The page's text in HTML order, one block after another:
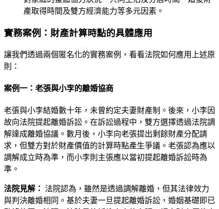
產取得時間及雙方經濟能力等多元因素。
實務案例：財產計算時點的具體應用
讓我們透過兩個匿名化的實務案例，看看法院如何應用上述原
則：
案例一：老張與小李的離婚協商
老張與小李結婚數十年，未曾約定夫妻財產制。後來，小李因
故向法院提起離婚訴訟。在訴訟過程中，雙方選擇透過法院調
解達成離婚協議。數月後，小李向老張提出剩餘財產分配請
求，但雙方對於財產價值的計算時點產生爭議。老張認為應以
調解成立時為準，而小李則主張應以當初提起離婚訴訟時為
準。
法院見解： 法院認為，雖然是透過調解離婚，但其法律效力
與判決離婚相同。基於夫妻一旦提起離婚訴訟，婚姻基礎即已